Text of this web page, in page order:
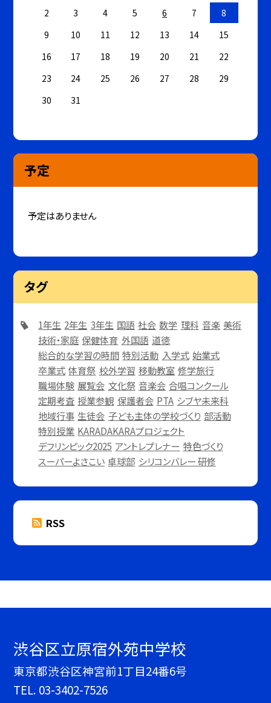
2
3 4 5 6 7
8
9
10 11 12 13 14
15
16
17 18 19 20 21
22
23
24 25 26 27 28
29
30
31
予定
予定はありません
タグ
1年生 2年生 3年生 国語 社会 数学 理科 音楽 美術
技術・家庭 保健体育 外国語 道徳
総合的な学習の時間 特別活動 入学式 始業式
卒業式 体育祭 校外学習 移動教室 修学旅行
職場体験 展覧会 文化祭 音楽会 合唱コンクール
定期考査 授業参観 保護者会 PTA シブヤ未来科
地域行事 生徒会 子ども主体の学校づくり 部活動
特別授業 KARADAKARAプロジェクト
デフリンピック2025 アントレプレナー 特色づくり
スーパーよさこい 卓球部 シリコンバレー 研修
RSS
渋谷区立原宿外苑中学校
東京都渋谷区神宮前1丁目24番6号
TEL. 03-3402-7526